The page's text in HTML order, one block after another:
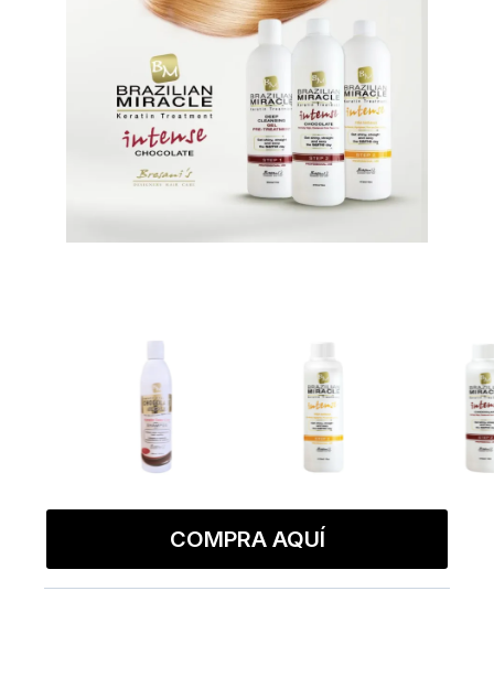
COMPRA AQUÍ